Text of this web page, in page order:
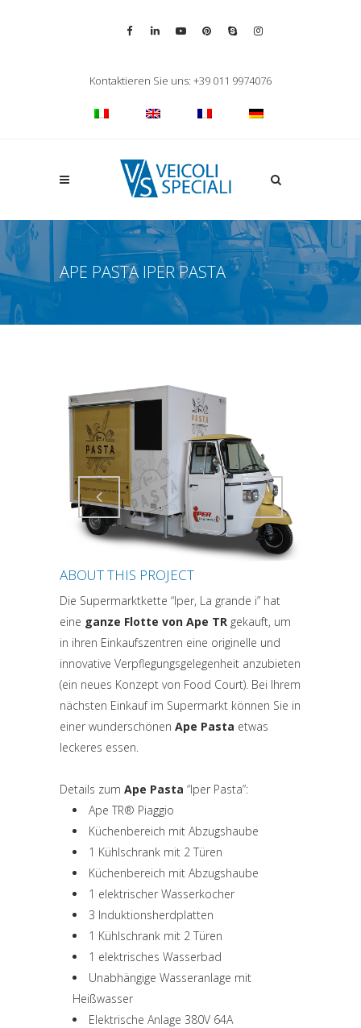
Kontaktieren Sie uns: +39 011 9974076
Apri la ricerca
APE PASTA IPER PASTA
Attiva comando Attiva comando
ABOUT THIS PROJECT
Die Supermarktkette “Iper, La grande i” hat
eine ganze Flotte von Ape TR gekauft, um
in ihren Einkaufszentren eine originelle und
innovative Verpflegungsgelegenheit anzubieten
(ein neues Konzept von Food Court). Bei Ihrem
nächsten Einkauf im Supermarkt können Sie in
einer wunderschönen Ape Pasta etwas
leckeres essen.
Details zum Ape Pasta “Iper Pasta”:
Ape TR® Piaggio
Küchenbereich mit Abzugshaube
1 Kühlschrank mit 2 Türen
Küchenbereich mit Abzugshaube
1 elektrischer Wasserkocher
3 Induktionsherdplatten
1 Kühlschrank mit 2 Türen
1 elektrisches Wasserbad
Unabhängige Wasseranlage mit
Heißwasser
Elektrische Anlage 380V 64A